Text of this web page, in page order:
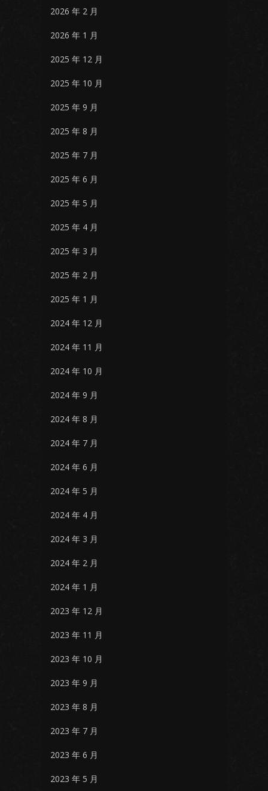
2026 年 2 月
2026 年 1 月
2025 年 12 月
2025 年 10 月
2025 年 9 月
2025 年 8 月
2025 年 7 月
2025 年 6 月
2025 年 5 月
2025 年 4 月
2025 年 3 月
2025 年 2 月
2025 年 1 月
2024 年 12 月
2024 年 11 月
2024 年 10 月
2024 年 9 月
2024 年 8 月
2024 年 7 月
2024 年 6 月
2024 年 5 月
2024 年 4 月
2024 年 3 月
2024 年 2 月
2024 年 1 月
2023 年 12 月
2023 年 11 月
2023 年 10 月
2023 年 9 月
2023 年 8 月
2023 年 7 月
2023 年 6 月
2023 年 5 月